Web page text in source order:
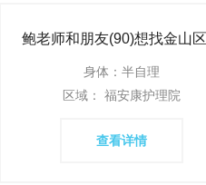
鲍老师和朋友(90)想找金山
身体：半自理
区域： 福安康护理院
查看详情